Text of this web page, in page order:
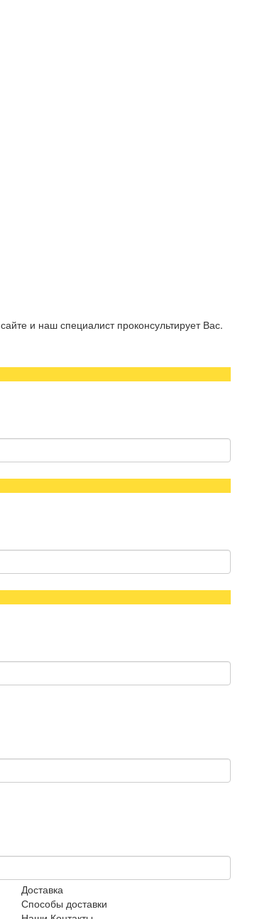
и наш специалист проконсультирует Вас.
Доставка
Способы доставки